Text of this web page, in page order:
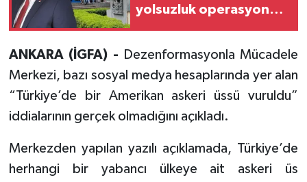
yolsuzluk operasyonu!
ANKARA (İGFA) - Dezenformasyonla Mücadele
Merkezi, bazı sosyal medya hesaplarında yer alan
“Türkiye’de bir Amerikan askeri üssü vuruldu”
iddialarının gerçek olmadığını açıkladı.
Merkezden yapılan yazılı açıklamada, Türkiye’de
herhangi bir yabancı ülkeye ait askeri üs